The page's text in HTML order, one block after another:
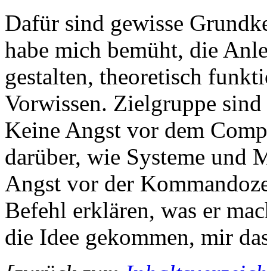
Dafür sind gewisse
habe mich bemüht, die
gestalten, theoretisch
Vorwissen. Zielgruppe
Keine Angst vor dem
darüber, wie Systeme und
Angst vor der
Befehl erklären, was er
die Idee gekommen, mir